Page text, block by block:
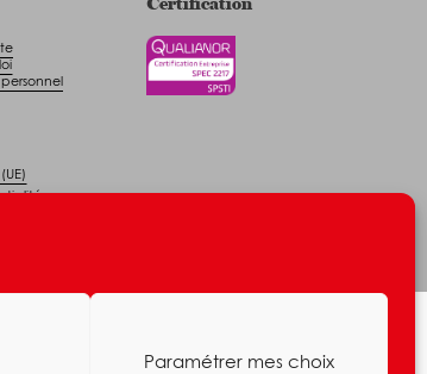
Paramétrer mes choix